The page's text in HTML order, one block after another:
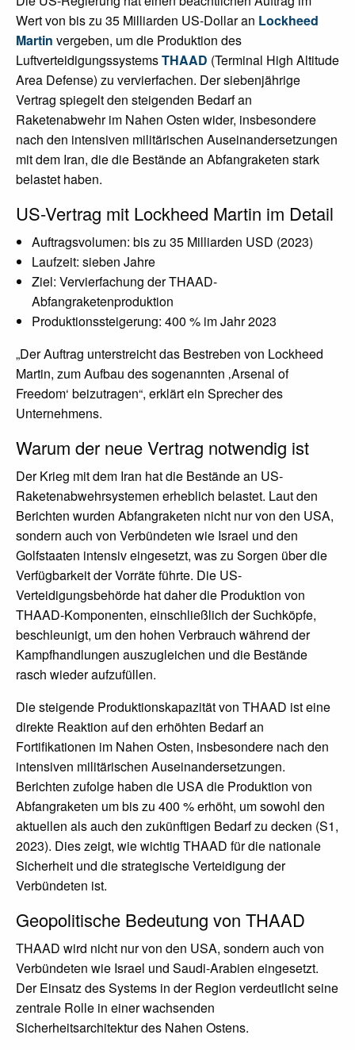
Wert von bis zu 35 Milliarden US-Dollar an Lockheed
Martin vergeben, um die Produktion des
LuftverteidigungssystemsTHAAD (Terminal High Altitude
Area Defense) zu vervierfachen. Der siebenjährige
Vertrag spiegelt den steigenden Bedarf an
Raketenabwehr im Nahen Osten wider, insbesondere
nach den intensiven militärischen Auseinandersetzungen
mit dem Iran, die die Bestände an Abfangraketen stark
belastet haben.
US-Vertrag mit Lockheed Martin im Detail
Auftragsvolumen: bis zu 35 Milliarden USD (2023)
Laufzeit: sieben Jahre
Ziel: Vervierfachung der THAAD-
Abfangraketenproduktion
Produktionssteigerung: 400 % im Jahr 2023
„Der Auftrag unterstreicht das Bestreben von Lockheed
Martin, zum Aufbau des sogenannten ‚Arsenal of
Freedom‘ beizutragen“, erklärt ein Sprecher des
Unternehmens.
Warum der neue Vertrag notwendig ist
Der Krieg mit dem Iran hat die Bestände an US-
Raketenabwehrsystemen erheblich belastet. Laut den
Berichten wurden Abfangraketen nicht nur von den USA,
sondern auch von Verbündeten wie Israel und den
Golfstaaten intensiv eingesetzt, was zu Sorgen über die
Verfügbarkeit der Vorräte führte. Die US-
Verteidigungsbehörde hat daher die Produktion von
THAAD-Komponenten, einschließlich der Suchköpfe,
beschleunigt, um den hohen Verbrauch während der
Kampfhandlungen auszugleichen und die Bestände
rasch wieder aufzufüllen.
Die steigende Produktionskapazität von THAAD ist eine
direkte Reaktion auf den erhöhten Bedarf an
Fortifikationen im Nahen Osten, insbesondere nach den
intensiven militärischen Auseinandersetzungen.
Berichten zufolge haben die USA die Produktion von
Abfangraketen um bis zu 400 % erhöht, um sowohl den
aktuellen als auch den zukünftigen Bedarf zu decken (S1,
2023). Dies zeigt, wie wichtig THAAD für die nationale
Sicherheit und die strategische Verteidigung der
Verbündeten ist.
Geopolitische Bedeutung von THAAD
THAAD wird nicht nur von den USA, sondern auch von
Verbündeten wie Israel und Saudi-Arabien eingesetzt.
Der Einsatz des Systems in der Region verdeutlicht seine
zentrale Rolle in einer wachsenden
Sicherheitsarchitektur des Nahen Ostens.